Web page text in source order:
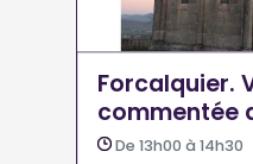
Forcalquier.
commentée
de Provence
De 13h00 à 14h30